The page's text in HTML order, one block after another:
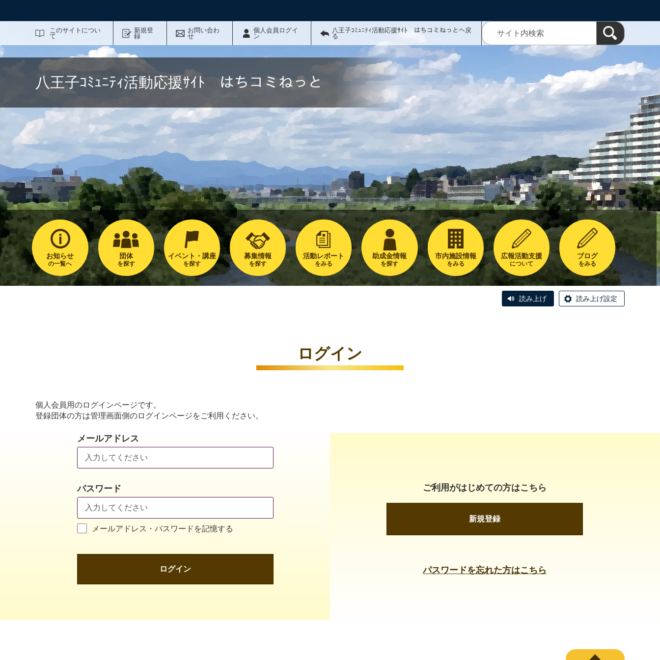
このサイトについ
て
新規登
録
お問い合わ
せ
個人会員ログイ
ン
八王子ｺﾐｭﾆﾃｨ活動応援ｻｲﾄ はちコミねっとへ戻
る
八王子ｺﾐｭﾆﾃｨ活動応援ｻｲﾄ はちコミねっと
お知らせ
の一覧へ
団体
を探す
イベント・講座
を探す
募集情報
を探す
活動レポート
をみる
助成金情報
を探す
市内施設情報
をみる
広報活動支援
について
ブログ
をみる
読み上げ 読み上げ設定
ログイン
個人会員用のログインページです。
登録団体の方は管理画面側のログインページをご利用ください。
メールアドレス
パスワード
メールアドレス・パスワードを記憶する
ログイン
ご利用がはじめての方はこちら
新規登録
パスワードを忘れた方はこちら